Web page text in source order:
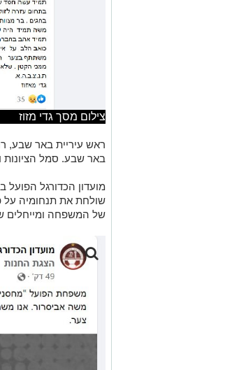
צילום מסך גדי מזוז
ראש עיריית באר שבע,
באר שבע. סמל הציונות
מועדון הכדורגל
שולחת את תנחומיה
של המשפחה ומייחלים